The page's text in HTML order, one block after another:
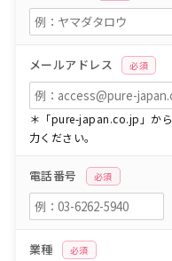
メールアドレス 必須
＊「pure-japan.co.jp」か
力ください。
電話番号 必須
業種 必須